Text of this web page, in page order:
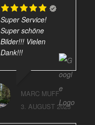
Super Service!
Super schöne
Bilder!!! Vielen
Dank!!!
MARC MUFF
3. AUGUST 2023